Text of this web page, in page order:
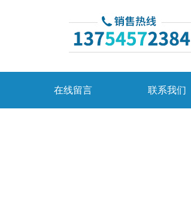
在线留言 联系我们